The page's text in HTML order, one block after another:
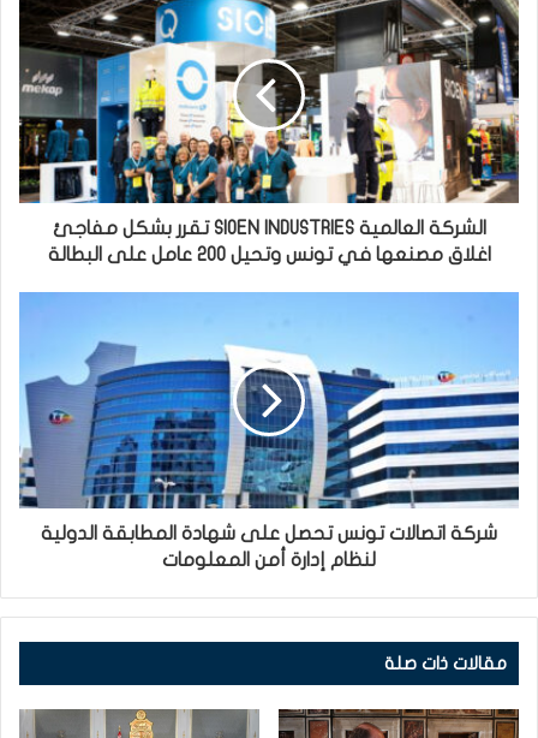
الشركة العالمية SIOEN INDUSTRIES تقرر بشكل مفاجئ
اغلاق مصنعها في تونس وتحيل 200 عامل على البطالة
شركة اتصالات تونس تحصل على شهادة المطابقة الدولية
لنظام إدارة أمن المعلومات
مقالات ذات صلة